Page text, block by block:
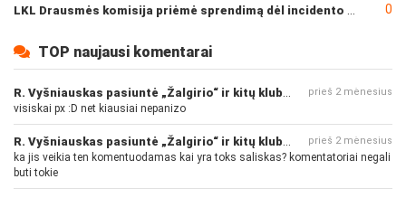
0
TOP naujausi komentarai
prieš 2 mėnesius
visiskai px :D net kiausiai nepanizo
prieš 2 mėnesius
ka jis veikia ten komentuodamas kai yra toks saliskas? komentatoriai negali
buti tokie